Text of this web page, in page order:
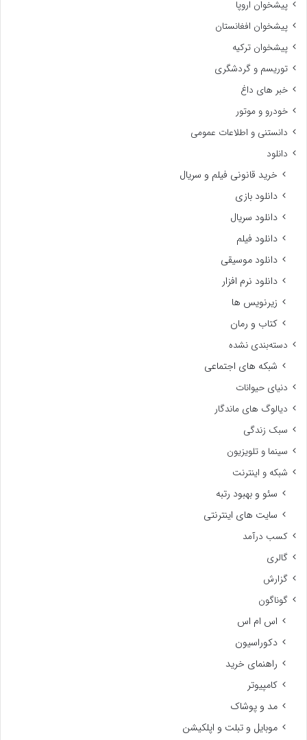
پیشخوان اروپا
پیشخوان افغانستان
پیشخوان ترکیه
توریسم و گردشگری
خبر های داغ
خودرو و موتور
دانستنی و اطلاعات عمومی
دانلود
خرید قانونی فیلم و سریال
دانلود بازی
دانلود سریال
دانلود فیلم
دانلود موسیقی
دانلود نرم افزار
زیرنویس ها
کتاب و رمان
دسته‌بندی نشده
شبکه های اجتماعی
دنیای حیوانات
دیالوگ های ماندگار
سبک زندگی
سینما و تلویزیون
شبکه و اینترنت
سئو و بهبود رتبه
سایت های اینترنتی
کسب درآمد
گالری
گزارش
گوناگون
اس ام اس
دکوراسیون
راهنمای خرید
کامپیوتر
مد و پوشاک
موبایل و تبلت و اپلکیشن